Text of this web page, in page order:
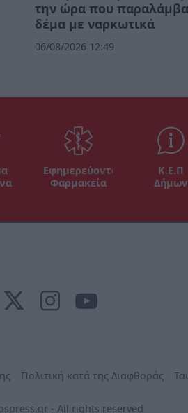
την ώρα που
δέμα με ναρκωτικά
06/08/2026 12:49
Εφημερεύοντα
Φαρμακεία
Κ.Ε.Π
Δήμων
Πολιτική κατά της Διαφθοράς
- All rights reserved